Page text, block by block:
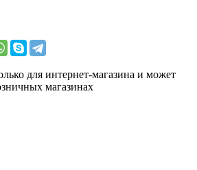
для интернет-магазина и может
магазинах